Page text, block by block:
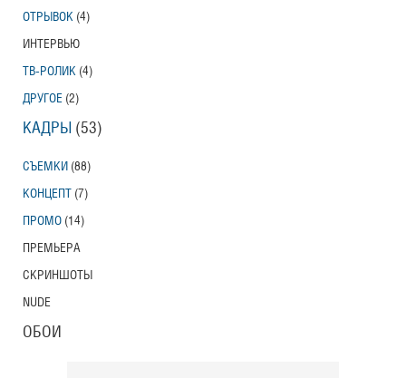
ОТРЫВОК (4)
ИНТЕРВЬЮ
ТВ-РОЛИК (4)
ДРУГОЕ (2)
КАДРЫ (53)
СЪЕМКИ (88)
КОНЦЕПТ (7)
ПРОМО (14)
ПРЕМЬЕРА
СКРИНШОТЫ
NUDE
ОБОИ